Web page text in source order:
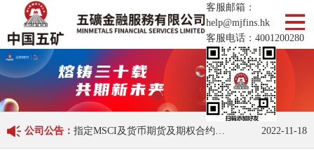
客服邮箱：
help@mjfins.hk
客服电话：4001200280
公司公告：
第九届全球衍生品实盘交易大赛开赛 2022-04-13
2022-11-18